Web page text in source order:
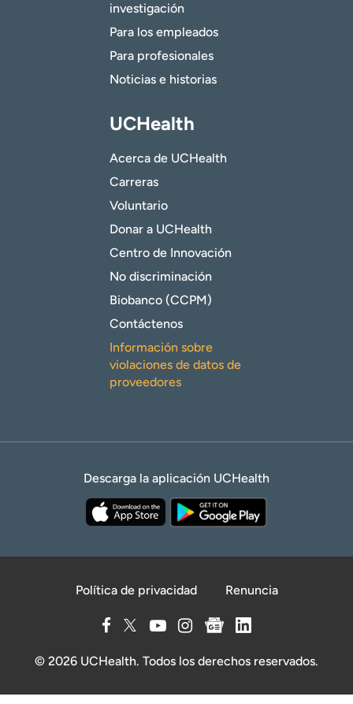
investigación
Para los empleados
Para profesionales
Noticias e historias
UCHealth
Acerca de UCHealth
Carreras
Voluntario
Donar a UCHealth
Centro de Innovación
No discriminación
Biobanco (CCPM)
Contáctenos
Información sobre
violaciones de datos de
proveedores
Descarga la aplicación UCHealth
Política de privacidad Renuncia
© 2026 UCHealth. Todos los derechos reservados.